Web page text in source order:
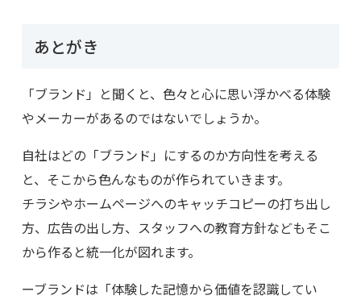
あとがき
「ブランド」と聞くと、色々と心に思い浮かべる体験
やメーカーがあるのではないでしょうか。
自社はどの「ブランド」にするのか方向性を考える
と、そこから色んなものが作られていきます。
チラシやホームページへのキャッチコピーの打ち出し
方、広告の出し方、スタッフへの教育方針などもそこ
から作ると統一化が図れます。
ーブランドは「体験した記憶から価値を認識してい